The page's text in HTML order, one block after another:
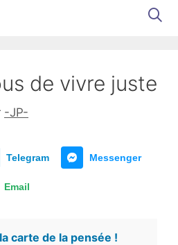
de vivre juste
-JP-
Telegram Messenger
Email
carte de la pensée !